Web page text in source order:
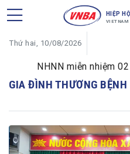
HIỆP
VIETNAM
Thứ hai, 10/08/2026
NHNN miễn nhiệm 02
GIA ĐÌNH THƯƠNG BỆNH